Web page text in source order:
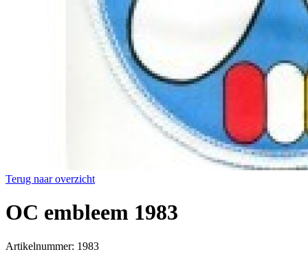
Terug naar overzicht
OC embleem 1983
Artikelnummer: 1983